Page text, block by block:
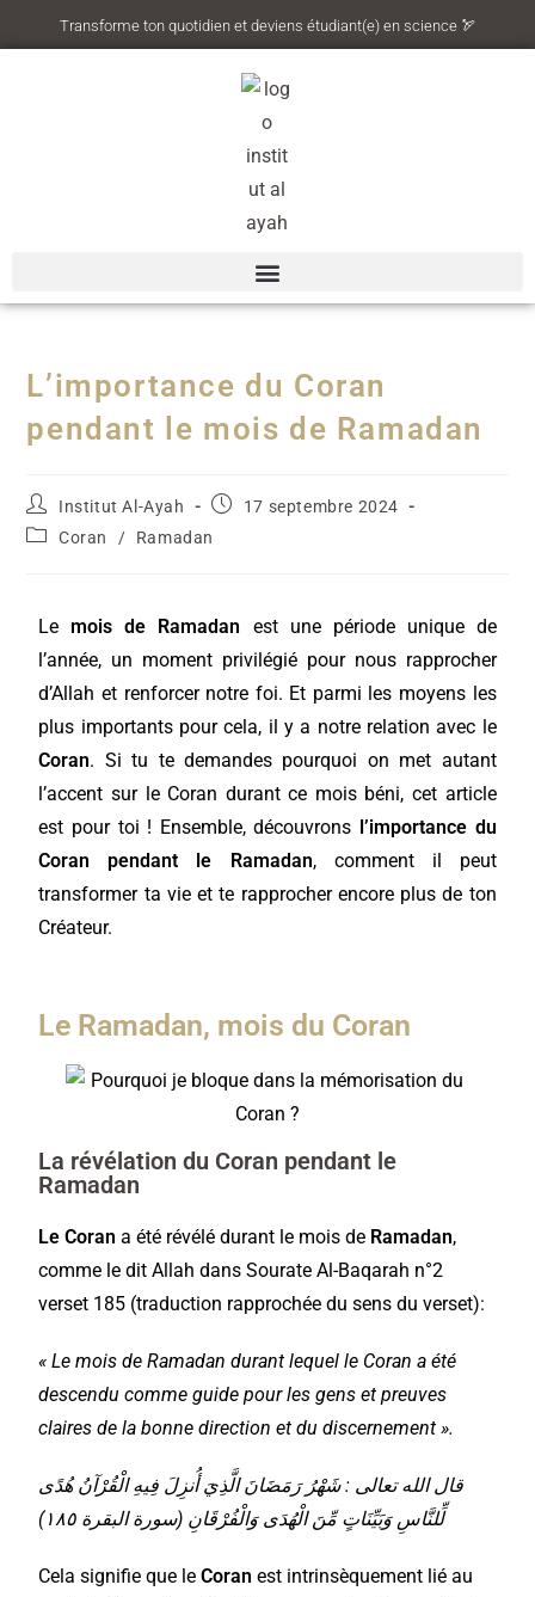
Transforme ton quotidien et deviens étudiant(e) en science 🏹
L’importance du Coran
pendant le mois de Ramadan
Institut Al-Ayah
17 septembre 2024
Coran
/ Ramadan
Le mois de Ramadan est une période unique de
l’année, un moment privilégié pour nous rapprocher
d’Allah et renforcer notre foi. Et parmi les moyens les
plus importants pour cela, il y a notre relation avec le
Coran. Si tu te demandes pourquoi on met autant
l’accent sur le Coran durant ce mois béni, cet article
est pour toi ! Ensemble, découvrons l’importance du
Coran pendant le Ramadan, comment il peut
transformer ta vie et te rapprocher encore plus de ton
Créateur.
Le Ramadan, mois du Coran
La révélation du Coran pendant le
Ramadan
Le Coran a été révélé durant le mois de Ramadan,
comme le dit Allah dans Sourate Al-Baqarah n°2
verset 185 (traduction rapprochée du sens du verset):
« Le mois de Ramadan durant lequel le Coran a été
descendu comme guide pour les gens et preuves
claires de la bonne direction et du discernement ».
قال الله تعالى : شَهْرُ رَمَضَانَ الَّذِيَ أُنزِلَ فِيهِ الْقُرْآنُ هُدًى
لِّلنَّاسِ وَبَيِّنَاتٍ مِّنَ الْهُدَى وَالْفُرْقَانِ (سورة البقرة ١٨٥)
Cela signifie que leCoran est intrinsèquement lié au